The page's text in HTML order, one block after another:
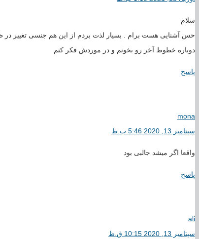
سلام
حس آشنایی هست برام . بسیار لذت بردم از این هم جنسی تغییر در
دوباره خطوط آخر رو بخونم و در موردش فکر کنم
پاسخ
mona
سپتامبر 13, 2020 5:46 ب.ظ
واقعا اگر میشد جالبی بود
پاسخ
ali
سپتامبر 13, 2020 10:15 ق.ظ